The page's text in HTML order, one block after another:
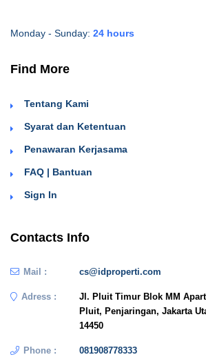
Monday - Sunday: 24 hours
Find More
Tentang Kami
Syarat dan Ketentuan
Penawaran Kerjasama
FAQ | Bantuan
Sign In
Contacts Info
Mail : cs@idproperti.com
Adress :
Jl. Pluit Timur Blok MM
Pluit, Penjaringan, Jakarta
14450
Phone : 081908778333